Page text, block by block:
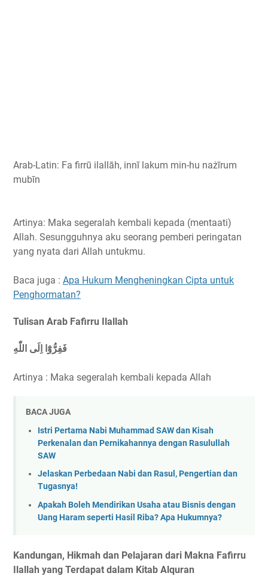
Arab-Latin: Fa firrū ilallāh, innī lakum min-hu nażīrum
mubīn
Artinya: Maka segeralah kembali kepada (mentaati)
Allah. Sesungguhnya aku seorang pemberi peringatan
yang nyata dari Allah untukmu.
Baca juga : Apa Hukum Mengheningkan Cipta untuk
Penghormatan?
Tulisan Arab Fafirru Ilallah
فَفِرُّوْٓا اِلَى اللّٰهِ
Artinya : Maka segeralah kembali kepada Allah
BACA JUGA
Istri Pertama Nabi Muhammad SAW dan Kisah
Perkenalan dan Pernikahannya dengan Rasulullah
SAW
Jelaskan Perbedaan Nabi dan Rasul, Pengertian dan
Tugasnya!
Apakah Boleh Mendirikan Usaha atau Bisnis dengan
Uang Haram seperti Hasil Riba? Apa Hukumnya?
Kandungan, Hikmah dan Pelajaran dari Makna Fafirru
Ilallah yang Terdapat dalam Kitab Alquran